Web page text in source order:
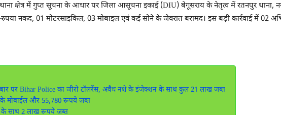
क्षेत्र में गुप्त सूचना के आधार पर जिला आसूचना इकाई (DIU) बेगूसराय के नेतृत्व में रतनपुर थाना,
नकद, 01 मोटरसाइकिल, 03 मोबाइल एवं कई सोने के जेवरात बरामद। इस बड़ी कार्रवाई में 02
पर Bihar Police का जीरो टॉलरेंस, अवैध नशे के इंजेक्शन के साथ कुल 21 लाख जब्त
मोबाईल और 55,780 रूपये जब्त
के साथ 2 लाख रूपये जब्त